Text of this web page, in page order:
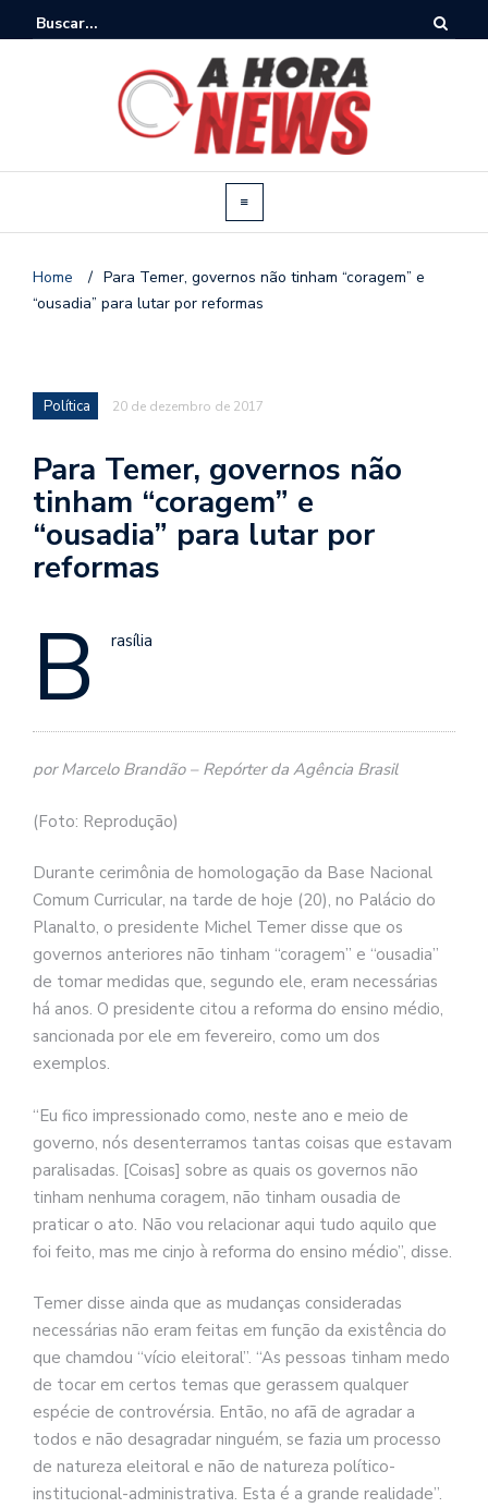
Home / Para Temer, governos não tinham “coragem” e
“ousadia” para lutar por reformas
Política 20 de dezembro de 2017
Para Temer, governos não
tinham “coragem” e
“ousadia” para lutar por
reformas
B rasília
por Marcelo Brandão – Repórter da Agência Brasil
(Foto: Reprodução)
Durante cerimônia de homologação da Base Nacional
Comum Curricular, na tarde de hoje (20), no Palácio do
Planalto, o presidente Michel Temer disse que os
governos anteriores não tinham “coragem” e “ousadia”
de tomar medidas que, segundo ele, eram necessárias
há anos. O presidente citou a reforma do ensino médio,
sancionada por ele em fevereiro, como um dos
exemplos.
“Eu fico impressionado como, neste ano e meio de
governo, nós desenterramos tantas coisas que estavam
paralisadas. [Coisas] sobre as quais os governos não
tinham nenhuma coragem, não tinham ousadia de
praticar o ato. Não vou relacionar aqui tudo aquilo que
foi feito, mas me cinjo à reforma do ensino médio”, disse.
Temer disse ainda que as mudanças consideradas
necessárias não eram feitas em função da existência do
que chamdou “vício eleitoral”. “As pessoas tinham medo
de tocar em certos temas que gerassem qualquer
espécie de controvérsia. Então, no afã de agradar a
todos e não desagradar ninguém, se fazia um processo
de natureza eleitoral e não de natureza político-
institucional-administrativa. Esta é a grande realidade”.